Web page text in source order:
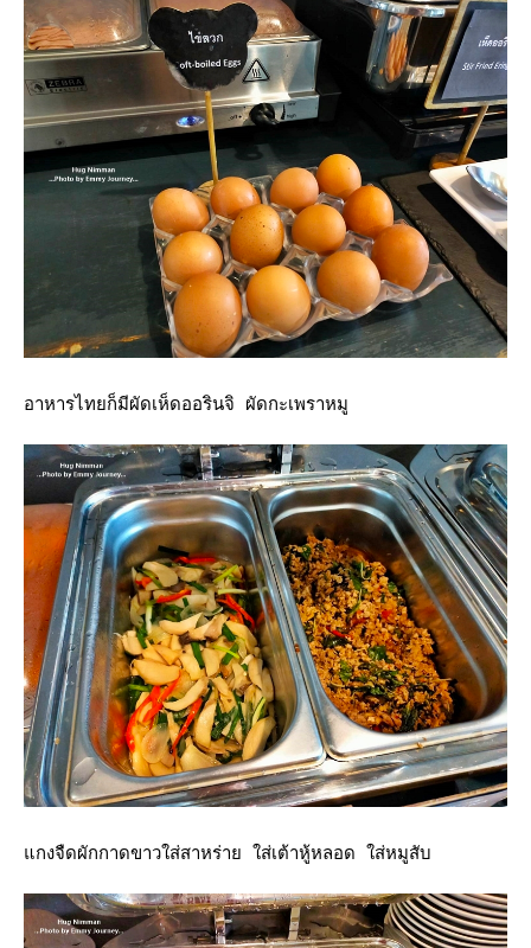
อาหารไทยก็มีผัดเห็ดออรินจิ ผัดกะเพราหมู
กงจืดผักกาดขาวใส่สาหร่าย ใส่เต้าหู้หลอด ใส่หมูสับ